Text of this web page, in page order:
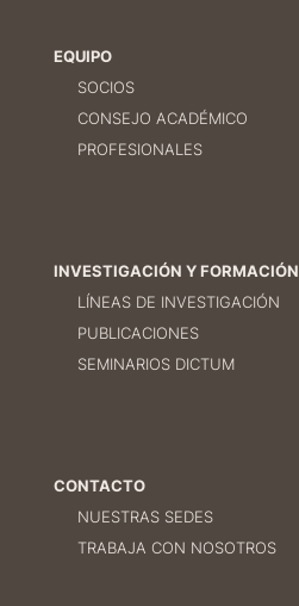
EQUIPO
SOCIOS
CONSEJO ACADÉMICO
PROFESIONALES
INVESTIGACIÓN Y FORMACIÓN
LÍNEAS DE INVESTIGACIÓN
PUBLICACIONES
SEMINARIOS DICTUM
CONTACTO
NUESTRAS SEDES
TRABAJA CON NOSOTROS